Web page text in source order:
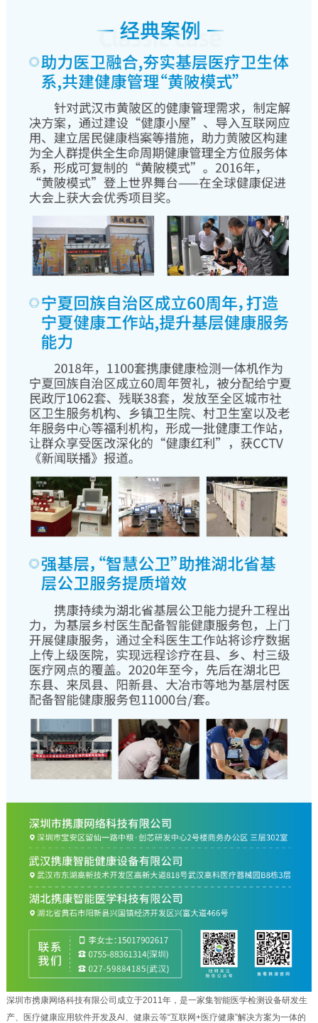
深圳市携康网络科技有限公司成立于2011年，是一家集智能医学检测设备研发生
产、医疗健康应用软件开发及Al、健康云等“互联网+医疗健康”解决方案为一体的